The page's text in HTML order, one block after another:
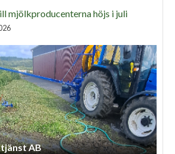
mjölkproducenterna höjs i juli
AB